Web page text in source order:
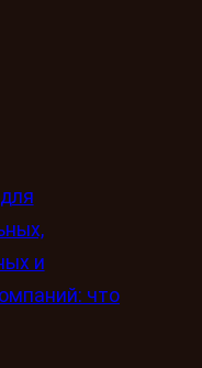
и
что